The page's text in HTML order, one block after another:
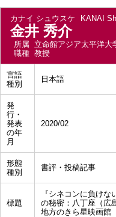
カナイ シュウスケ KANAI
金井 秀介
所属 立命館アジア太平洋
職種 教授
言語
種別
日本語
発
行・
発表
の年
月
2020/02
形態
種別
書評・投稿記事
標題
『シネコンに負け
の秘密：⼋丁座（広
地方のきら星映画館